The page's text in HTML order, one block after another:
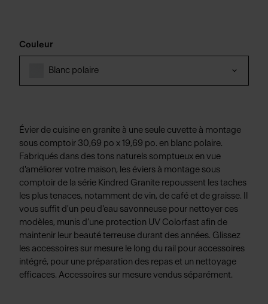
Couleur
Blanc polaire
Évier de cuisine en granite à une seule cuvette à montage
sous comptoir 30,69 po x 19,69 po. en blanc polaire.
Fabriqués dans des tons naturels somptueux en vue
d'améliorer votre maison, les éviers à montage sous
comptoir de la série Kindred Granite repoussent les taches
les plus tenaces, notamment de vin, de café et de graisse. Il
vous suffit d'un peu d'eau savonneuse pour nettoyer ces
modèles, munis d’une protection UV Colorfast afin de
maintenir leur beauté terreuse durant des années. Glissez
les accessoires sur mesure le long du rail pour accessoires
intégré, pour une préparation des repas et un nettoyage
efficaces. Accessoires sur mesure vendus séparément.